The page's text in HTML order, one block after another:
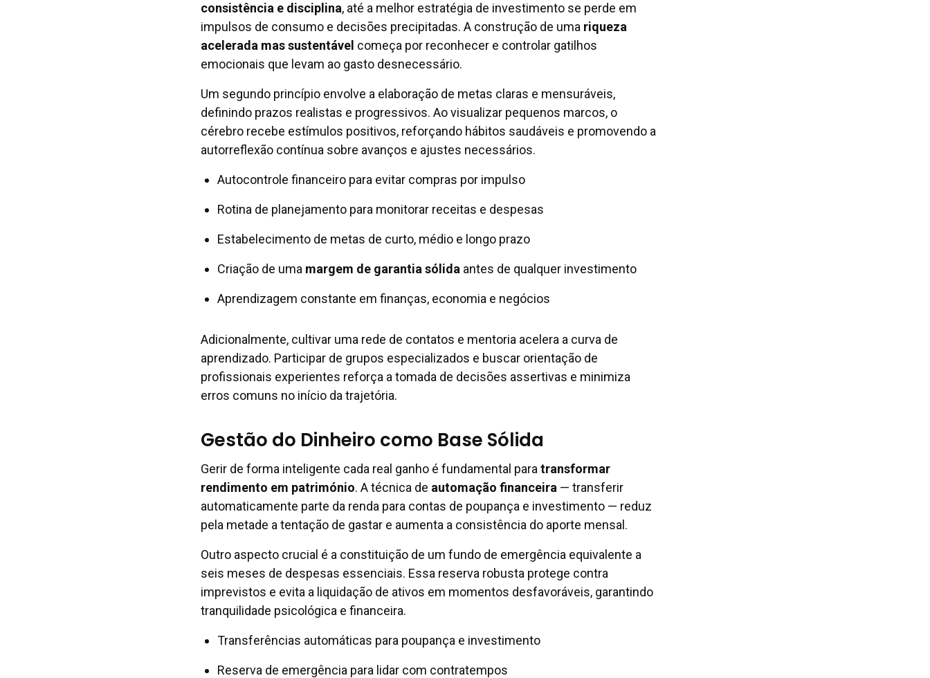
consistência e disciplina, até a melhor estratégia de investimento se perde em
impulsos de consumo e decisões precipitadas. A construção de uma riqueza
acelerada mas sustentável começa por reconhecer e controlar gatilhos
emocionais que levam ao gasto desnecessário.
Um segundo princípio envolve a elaboração de metas claras e mensuráveis,
definindo prazos realistas e progressivos. Ao visualizar pequenos marcos, o
cérebro recebe estímulos positivos, reforçando hábitos saudáveis e promovendo a
autorreflexão contínua sobre avanços e ajustes necessários.
Autocontrole financeiro para evitar compras por impulso
Rotina de planejamento para monitorar receitas e despesas
Estabelecimento de metas de curto, médio e longo prazo
Criação de uma margem de garantia sólida antes de qualquer investimento
Aprendizagem constante em finanças, economia e negócios
Adicionalmente, cultivar uma rede de contatos e mentoria acelera a curva de
aprendizado. Participar de grupos especializados e buscar orientação de
profissionais experientes reforça a tomada de decisões assertivas e minimiza
erros comuns no início da trajetória.
Gestão do Dinheiro como Base Sólida
Gerir de forma inteligente cada real ganho é fundamental para transformar
rendimento em património. A técnica de automação financeira — transferir
automaticamente parte da renda para contas de poupança e investimento — reduz
pela metade a tentação de gastar e aumenta a consistência do aporte mensal.
Outro aspecto crucial é a constituição de um fundo de emergência equivalente a
seis meses de despesas essenciais. Essa reserva robusta protege contra
imprevistos e evita a liquidação de ativos em momentos desfavoráveis, garantindo
tranquilidade psicológica e financeira.
Transferências automáticas para poupança e investimento
Reserva de emergência para lidar com contratempos